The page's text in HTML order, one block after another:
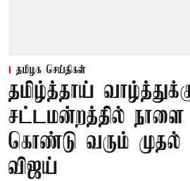
தமிழக செய்திகள்
தமிழ்த்தாய்
சட்டமன்றத்தில் நாளை
கொண்டு வரும் முதல்
விஜய்